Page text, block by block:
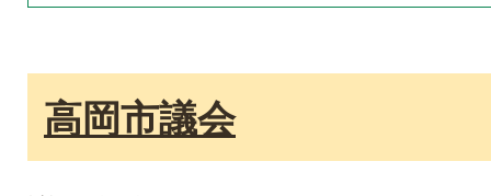
高岡市議会